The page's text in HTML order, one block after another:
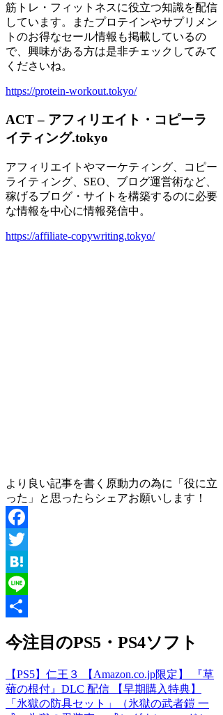
筋トレ・フィットネスに役立つ知識を配信
しています。またプロテインやサプリメン
トのお得なセール情報も掲載しているの
で、興味がある方は是非チェックしてみて
くださいね。
https://protein-workout.tokyo/
ACT – アフィリエイト・コピーラ
イティング.tokyo
アフィリエイトやマーケティング、コピー
ライティング、SEO、ブログ運営術など、
稼げるブログ・サイトを構築するのに必要
な情報を中心に情報発信中。
https://affiliate-copywriting.tokyo/
より良い記事を書く原動力の為に「役に立
った」と思ったらシェアお願いします！
Facebook
Twitter
Hatena
Line
有
今注目のPS5・PS4ソフト
【PS5】仁王３ 【Amazon.co.jp限定】 『草
薙の根付』DLC 配信 【早期購入特典】
「氷獄の防具セット」（氷獄の武者鎧 一